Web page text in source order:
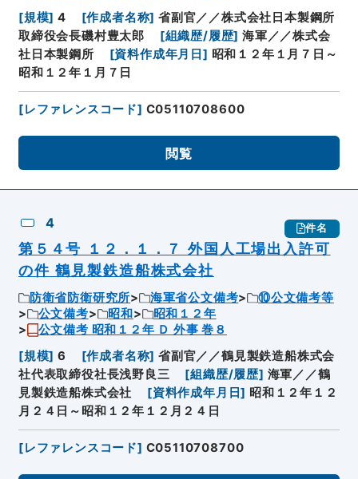
[規模] 4 [作成者名称] 省副官／／株式会社日本製鋼所
取締役会長磯村豊太郎
[組織歴/履歴] 海軍／／株式会
社日本製鋼所
[資料作成年月日 ] 昭和１２年１月７日～
昭和１２年１月７日
[レファレンスコード] C05110708600
閲覧
4 件名
第５４号 １２．１．７ 外国人工場出入許可
の件 鶴見製鉄造船株式会社
防衛省防衛研究所 海軍省公文備考
⑩公文備考等
公文備考
昭和
昭和１２年
公文備考 昭和１２年 Ｄ 外事 巻８
[規模] 6 [作成者名称] 省副官／／鶴見製鉄造船株式会
社代表取締役社長浅野良三
[組織歴/履歴] 海軍／／鶴
見製鉄造船株式会社
[資料作成年月日] 昭和１２年１２
月２４日～昭和１２年１２月２４日
[レファレンスコード] C05110708700